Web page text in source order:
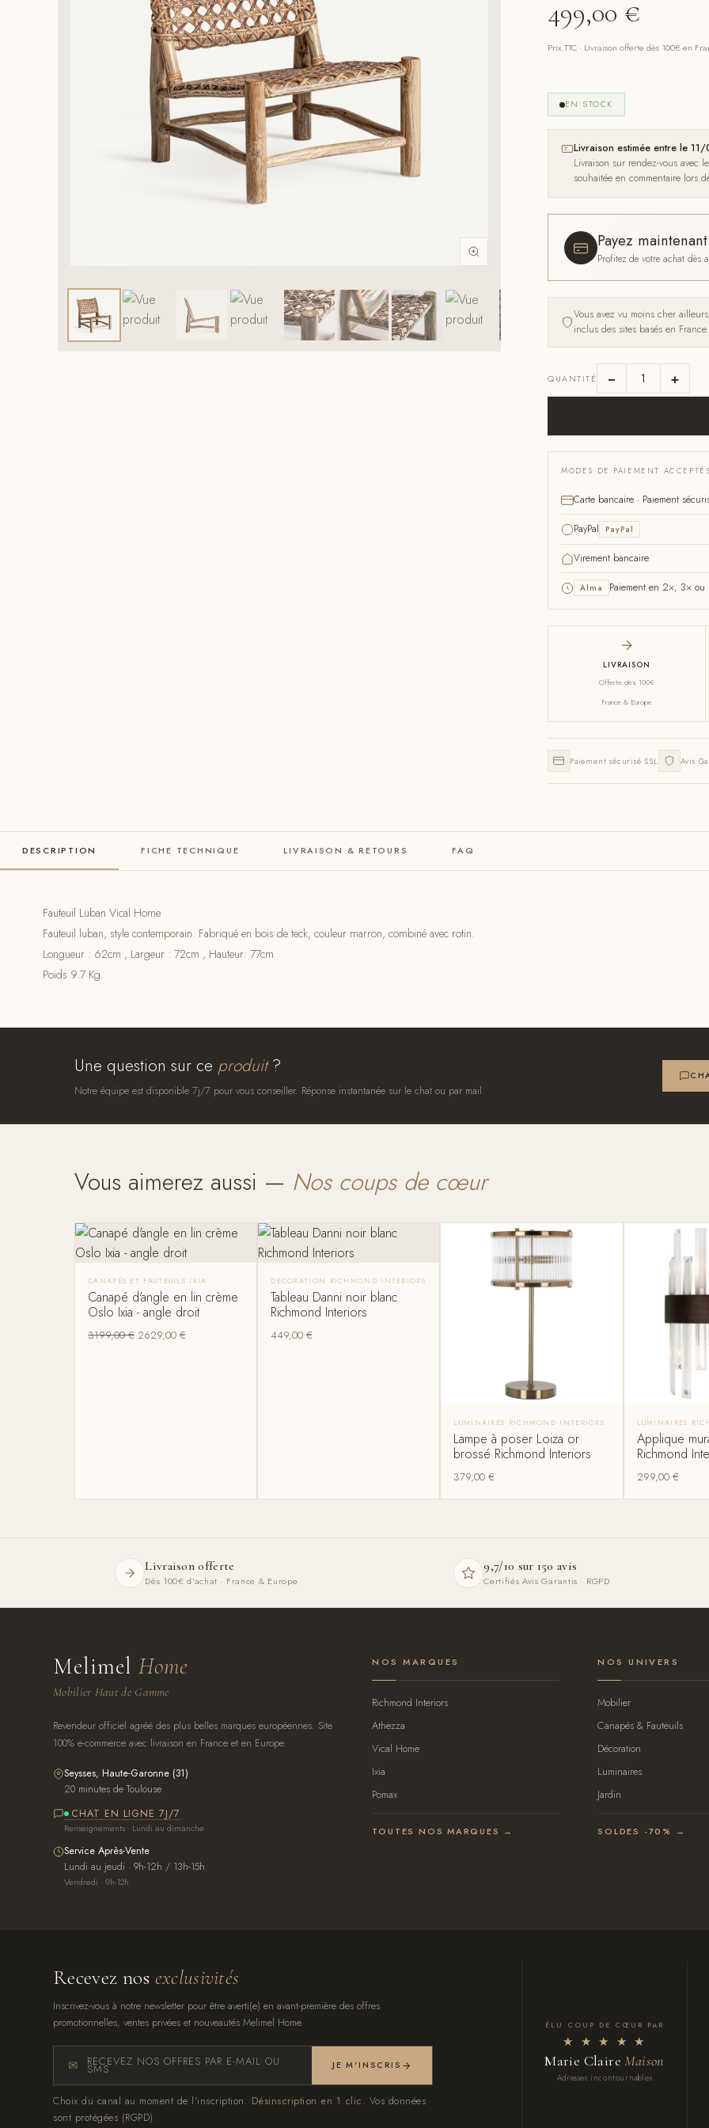
499,00 €
Prix TTC · Livraison offerte dès 100€ en
EN STOCK
Livraison estimée entre le
Livraison sur rendez-vous avec
souhaitée en commentaire lors
Payez
Profitez de votre achat
Vous avez vu moins cher
inclus des sites basés en France.
QUANTITÉ − +
MODES DE PAIEMENT ACCEPTÉS
Carte bancaire · Paiement
PayPal PayPal
Virement bancaire
Alma Paiement en 2×, 3×
LIVRAISON
Offerte dès 100€
France & Europe
Paiement sécurisé SSL Avis
DESCRIPTION FICHE TECHNIQUE LIVRAISON & RETOURS FAQ
Fauteuil Luban Vical Home
Fauteuil luban, style contemporain. Fabriqué en bois de teck, couleur marron, combiné avec rotin.
Longueur : 62cm , Largeur : 72cm , Hauteur: 77cm
Poids 9.7 Kg.
Une question sur ce produit?
Notre équipe est disponible 7j/7 pour vous conseiller. Réponse instantanée sur le chat ou par mail.
Vous aimerez aussi — Nos coups de cœur
CANAPÉS ET FAUTEUILS IXIA
Canapé d'angle en lin crème
Oslo Ixia - angle droit
3199,00€ 2629,00€
DÉCORATION RICHMOND INTERIORS
Tableau Danni noir blanc
Richmond Interiors
449,00€
LUMINAIRES RICHMOND INTERIORS
Lampe à poser Loiza or
brossé Richmond Interiors
379,00€
LUMINAIRES
Applique
Richmond
299,00 €
Livraison offerte
Dès 100€ d'achat · France & Europe
9,7/10 sur 150 avis
Certifiés Avis Garantis · RGPD
MelimelHome
Mobilier Haut de Gamme
Revendeur officiel agréé des plus belles marques européennes. Site
100% e-commerce avec livraison en France et en Europe.
Seysses, Haute-Garonne (31)
20 minutes de Toulouse
CHAT EN LIGNE 7J/7
Renseignements · Lundi au dimanche
Service Après-Vente
Lundi au jeudi · 9h-12h / 13h-15h
Vendredi · 9h-12h
NOS MARQUES
Richmond Interiors
Athezza
Vical Home
Ixia
Pomax
TOUTES NOS MARQUES →
NOS UNIVERS
Mobilier
Canapés & Fauteuils
Décoration
Luminaires
Jardin
SOLDES -70% →
Recevez nos exclusivités
Inscrivez-vous à notre newsletter pour être averti(e) en avant-première des offres
promotionnelles, ventes privées et nouveautés Melimel Home.
RECEVEZ NOS OFFRES PAR E-MAIL OU
SMS JE M'INSCRIS
Choix du canal au moment de l'inscription. Désinscription en 1 clic. Vos données
sont protégées (RGPD).
ÉLU COUP DE CŒUR PAR
★ ★ ★ ★ ★
Marie ClaireMaison
Adresses incontournables